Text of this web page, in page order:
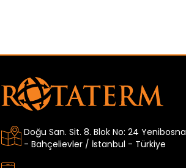
Doğu San. Sit. 8. Blok No: 24 Yenibosna
- Bahçelievler / İstanbul - Türkiye